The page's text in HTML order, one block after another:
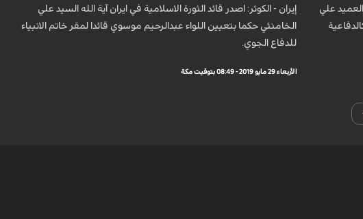
العميد علي
إيران - الكوثر: اصدر قائد الثورة الاسلامية في ايران آية الله السيد علي
الخامنئي حكما بتعيين اللواء عبدالرحيم موسوي قائدا لمقر خاتم الانبياء
للدفاع الجوي.
الأربعاء 29 مايو 2019 - 08:49 بتوقيت مكة